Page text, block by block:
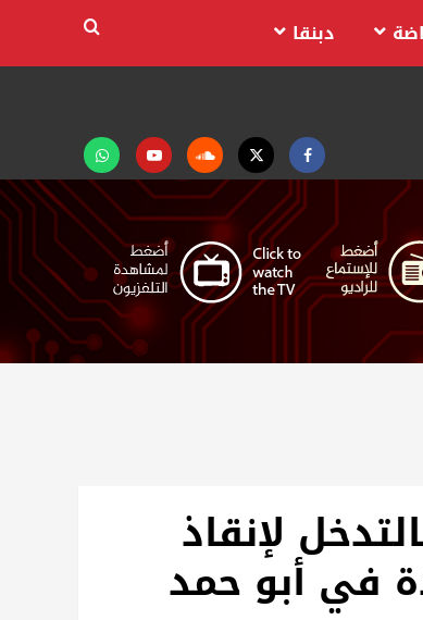
Facebook
Twitter
Soundcloud
Youtubeتابعنا
على
واتساب
دبنقا
لإنقاذ
في أبو حمد